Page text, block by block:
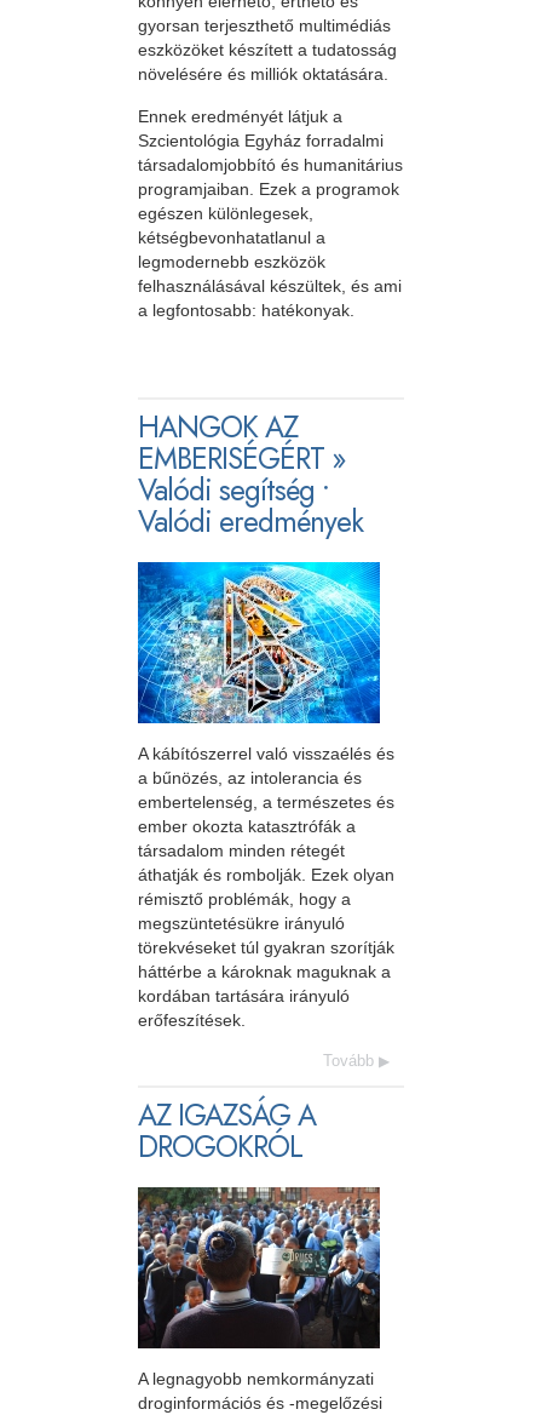
gyorsan terjeszthető multimédiás
eszközöket készített a tudatosság
növelésére és milliók oktatására.
Ennek eredményét látjuk a
Szcientológia Egyház forradalmi
társadalomjobbító és humanitárius
programjaiban. Ezek a programok
egészen különlegesek,
kétségbevonhatatlanul a
legmodernebb eszközök
felhasználásával készültek, és ami
a legfontosabb: hatékonyak.
HANGOK AZ
EMBERISÉGÉRT »
Valódi segítség •
Valódi eredmények
A kábítószerrel való visszaélés és
a bűnözés, az intolerancia és
embertelenség, a természetes és
ember okozta katasztrófák a
társadalom minden rétegét
áthatják és rombolják. Ezek olyan
rémisztő problémák, hogy a
megszüntetésükre irányuló
törekvéseket túl gyakran szorítják
háttérbe a károknak maguknak a
kordában tartására irányuló
erőfeszítések.
Tovább
AZ IGAZSÁG A
DROGOKRÓL
A legnagyobb nemkormányzati
droginformációs és -megelőzési